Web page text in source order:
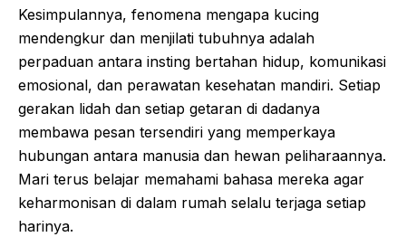
Kesimpulannya, fenomena mengapa kucing
mendengkur dan menjilati tubuhnya adalah
perpaduan antara insting bertahan hidup, komunikasi
emosional, dan perawatan kesehatan mandiri. Setiap
gerakan lidah dan setiap getaran di dadanya
membawa pesan tersendiri yang memperkaya
hubungan antara manusia dan hewan peliharaannya.
Mari terus belajar memahami bahasa mereka agar
keharmonisan di dalam rumah selalu terjaga setiap
harinya.